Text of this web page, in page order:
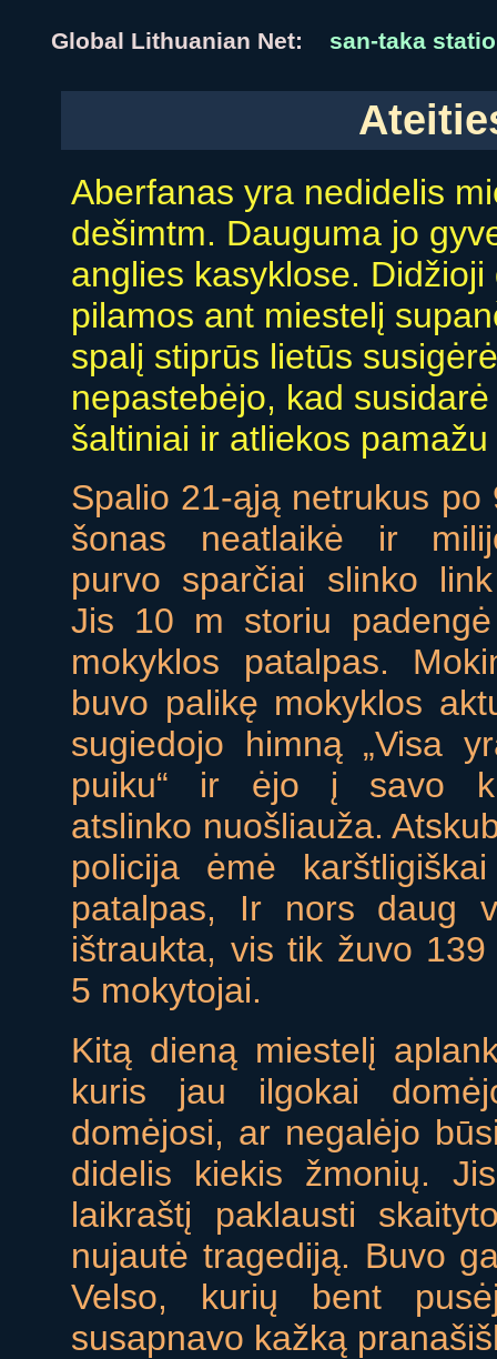
Global Lithuanian Net: san-taka
Aberfanas yra nedidelis
dešimtm. Dauguma jo
anglies kasyklose.
pilamos ant miestelį
spalį stiprūs lietūs
nepastebėjo, kad
šaltiniai ir atliekos
Spalio 21-ąją netrukus po
šonas neatlaikė ir
purvo sparčiai slinko
Jis 10 m storiu padengė
mokyklos patalpas.
buvo palikę mokyklos
sugiedojo himną „Visa
puiku“ ir ėjo į savo
atslinko nuošliauža.
policija ėmė
patalpas, Ir nors daug
ištraukta, vis tik žuvo
5 mokytojai.
Kitą dieną miestelį
kuris jau ilgokai
domėjosi, ar negalėjo
didelis kiekis žmonių.
laikraštį paklausti
nujautė tragediją. Buvo
Velso, kurių bent
susapnavo kažką